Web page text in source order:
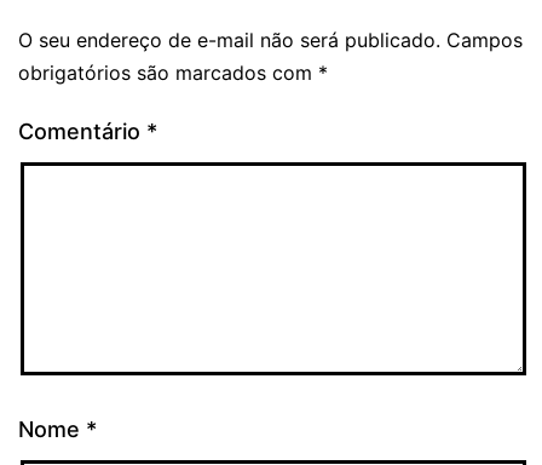
O seu endereço de e-mail não será publicado. Campos
obrigatórios são marcados com *
Comentário *
Nome *